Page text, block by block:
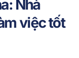
Nhà
việc tốt